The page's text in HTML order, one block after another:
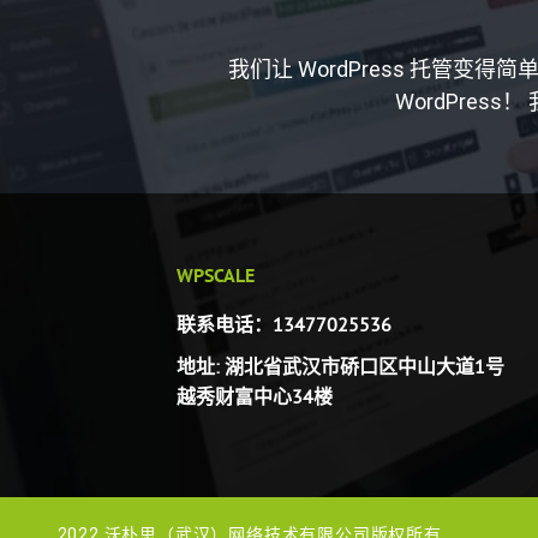
我们让 WordPress 托管变得简
WordPress！
WPSCALE
联系电话：13477025536
地址: 湖北省武汉市硚口区中山大道1号
越秀财富中心34楼